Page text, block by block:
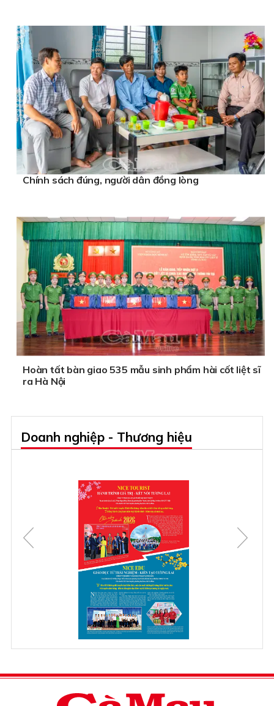
Chính sách đúng, người dân đồng lòng
Hoàn tất bàn giao 535 mẫu sinh phẩm hài cốt liệt sĩ
ra Hà Nội
Doanh nghiệp - Thương hiệu